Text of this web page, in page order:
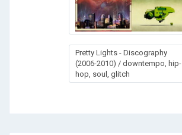
Pretty Lights - Discography
(2006-2010) / downtempo, hip-
hop, soul, glitch